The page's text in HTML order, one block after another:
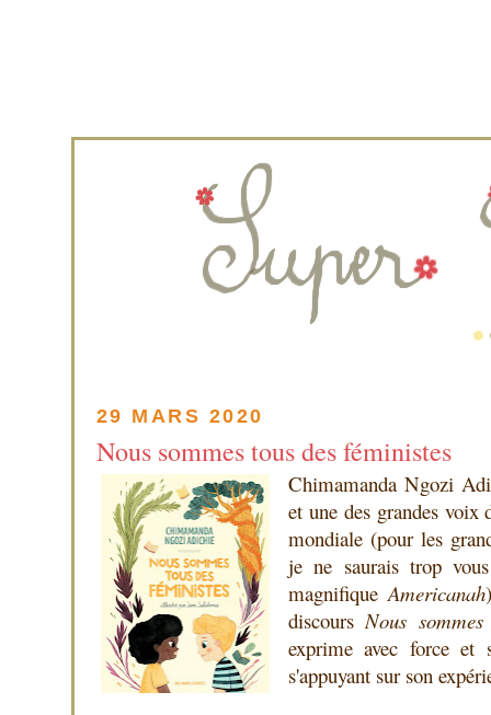
29 MARS 2020
Nous sommes tous des féministes
Chimamanda Ngozi
et une des grandes voix
mondiale (pour les
je ne saurais trop
magnifiqueAmericanah
discoursNous
exprime avec force et
s'appuyant sur son